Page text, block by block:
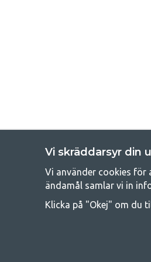
råd med att campa
Vi skräddarsyr din
Vi använder cookies för
ändamål samlar vi in
Klicka på "Okej" om du